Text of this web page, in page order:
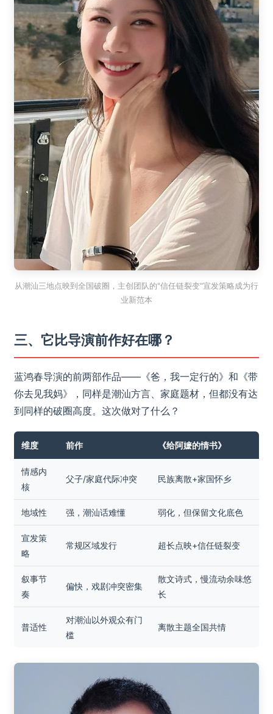
从潮汕三地点映到全国破圈，主创团队的"信任链裂变"宣发策略成为行
业新范本
三、它比导演前作好在哪？
蓝鸿春导演的前两部作品——《爸，我一定行的》和《带
你去见我妈》，同样是潮汕方言、家庭题材，但都没有达
到同样的破圈高度。这次做对了什么？
维度 前作 《给阿嬷的情书》
情感内
核
父子/家庭代际冲突 民族离散+家国怀乡
地域性 强，潮汕话难懂 弱化，但保留文化底色
宣发策
略
常规区域发行 超长点映+信任链裂变
叙事节
奏
偏快，戏剧冲突密集
散文诗式，慢流动余味悠
长
普适性
对潮汕以外观众有门
槛
离散主题全国共情